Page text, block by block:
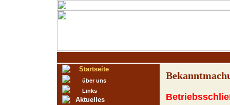
Startseite
über uns
Links
Aktuelles